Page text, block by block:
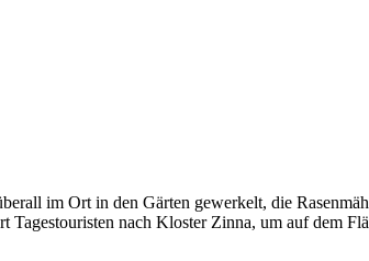
im Ort in den Gärten gewerkelt, die
nach Kloster Zinna, um auf dem